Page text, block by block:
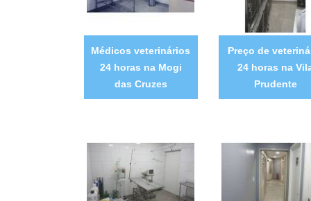
Médicos veterinários
24 horas na Mogi
das Cruzes
Preço de
24 horas na
Prudente